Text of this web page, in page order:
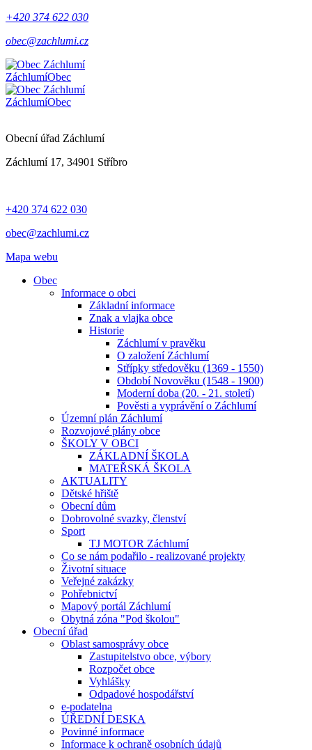
+420 374 622 030
obec@zachlumi.cz
ZáchlumíObec
ZáchlumíObec
Obecní úřad Záchlumí
Záchlumí 17, 34901 Stříbro
+420 374 622 030
obec@zachlumi.cz
Mapa webu
Obec
Informace o obci
Základní informace
Znak a vlajka obce
Historie
Záchlumí v pravěku
O založení Záchlumí
Střípky středověku (1369 - 1550)
Období Novověku (1548 - 1900)
Moderní doba (20. - 21. století)
Pověsti a vyprávění o Záchlumí
Územní plán Záchlumí
Rozvojové plány obce
ŠKOLY V OBCI
ZÁKLADNÍ ŠKOLA
MATEŘSKÁ ŠKOLA
AKTUALITY
Dětské hřiště
Obecní dům
Dobrovolné svazky, členství
Sport
TJ MOTOR Záchlumí
Co se nám podařilo - realizované projekty
Životní situace
Veřejné zakázky
Pohřebnictví
Mapový portál Záchlumí
Obytná zóna "Pod školou"
Obecní úřad
Oblast samosprávy obce
Zastupitelstvo obce, výbory
Rozpočet obce
Vyhlášky
Odpadové hospodářství
e-podatelna
ÚŘEDNÍ DESKA
Povinné informace
Informace k ochraně osobních údajů